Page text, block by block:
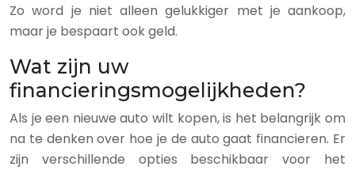
Zo word je niet alleen gelukkiger met je aankoop,
maar je bespaart ook geld.
Wat zijn uw
financieringsmogelijkheden?
Als je een nieuwe auto wilt kopen, is het belangrijk om
na te denken over hoe je de auto gaat financieren. Er
zijn verschillende opties beschikbaar voor het